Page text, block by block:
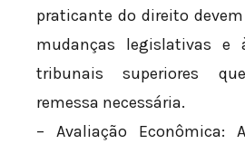
praticante do direito
mudanças legislativas e
tribunais superiores
remessa necessária.
– Avaliação Econômica: